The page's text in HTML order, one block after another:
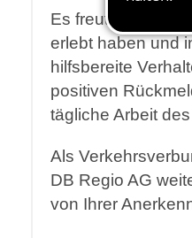
Es freut uns sehr
erlebt haben und
hilfsbereite
positiven
tägliche Arbeit
Als
DB Regio AG
von Ihrer